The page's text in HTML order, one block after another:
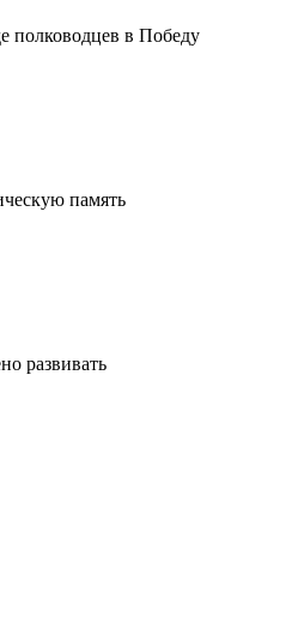
полководцев в Победу
память
развивать